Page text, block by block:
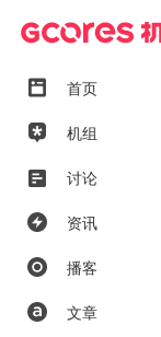
首页
机组
讨论
资讯
播客
文章